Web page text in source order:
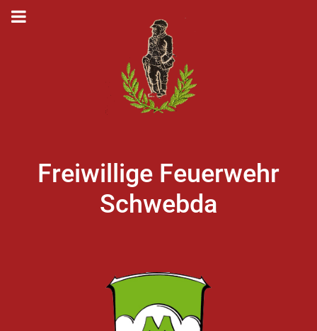
Freiwillige Feuerwehr
Schwebda